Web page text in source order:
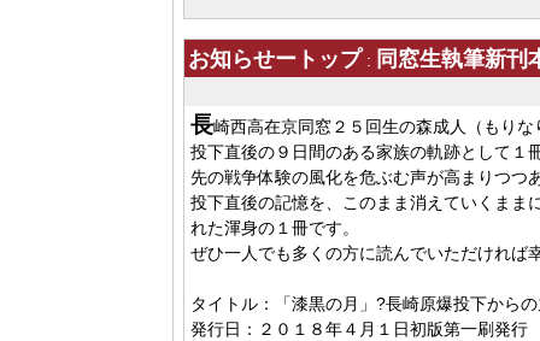
お知らせートップ : 同窓生執筆新刊
長崎西高在京同窓２５回生の森成人（もり
投下直後の９日間のある家族の軌跡として１
先の戦争体験の風化を危ぶむ声が高まりつつ
投下直後の記憶を、このまま消えていくまま
れた渾身の１冊です。
ぜひ一人でも多くの方に読んでいただければ
タイトル：「漆黒の月」?長崎原爆投下から
発行日：２０１８年４月１日初版第一刷発行